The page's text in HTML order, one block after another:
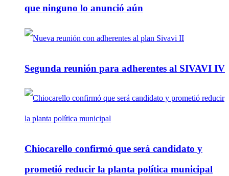
que ninguno lo anunció aún
Segunda reunión para adherentes al SIVAVI IV
Chiocarello confirmó que será candidato y
prometió reducir la planta política municipal